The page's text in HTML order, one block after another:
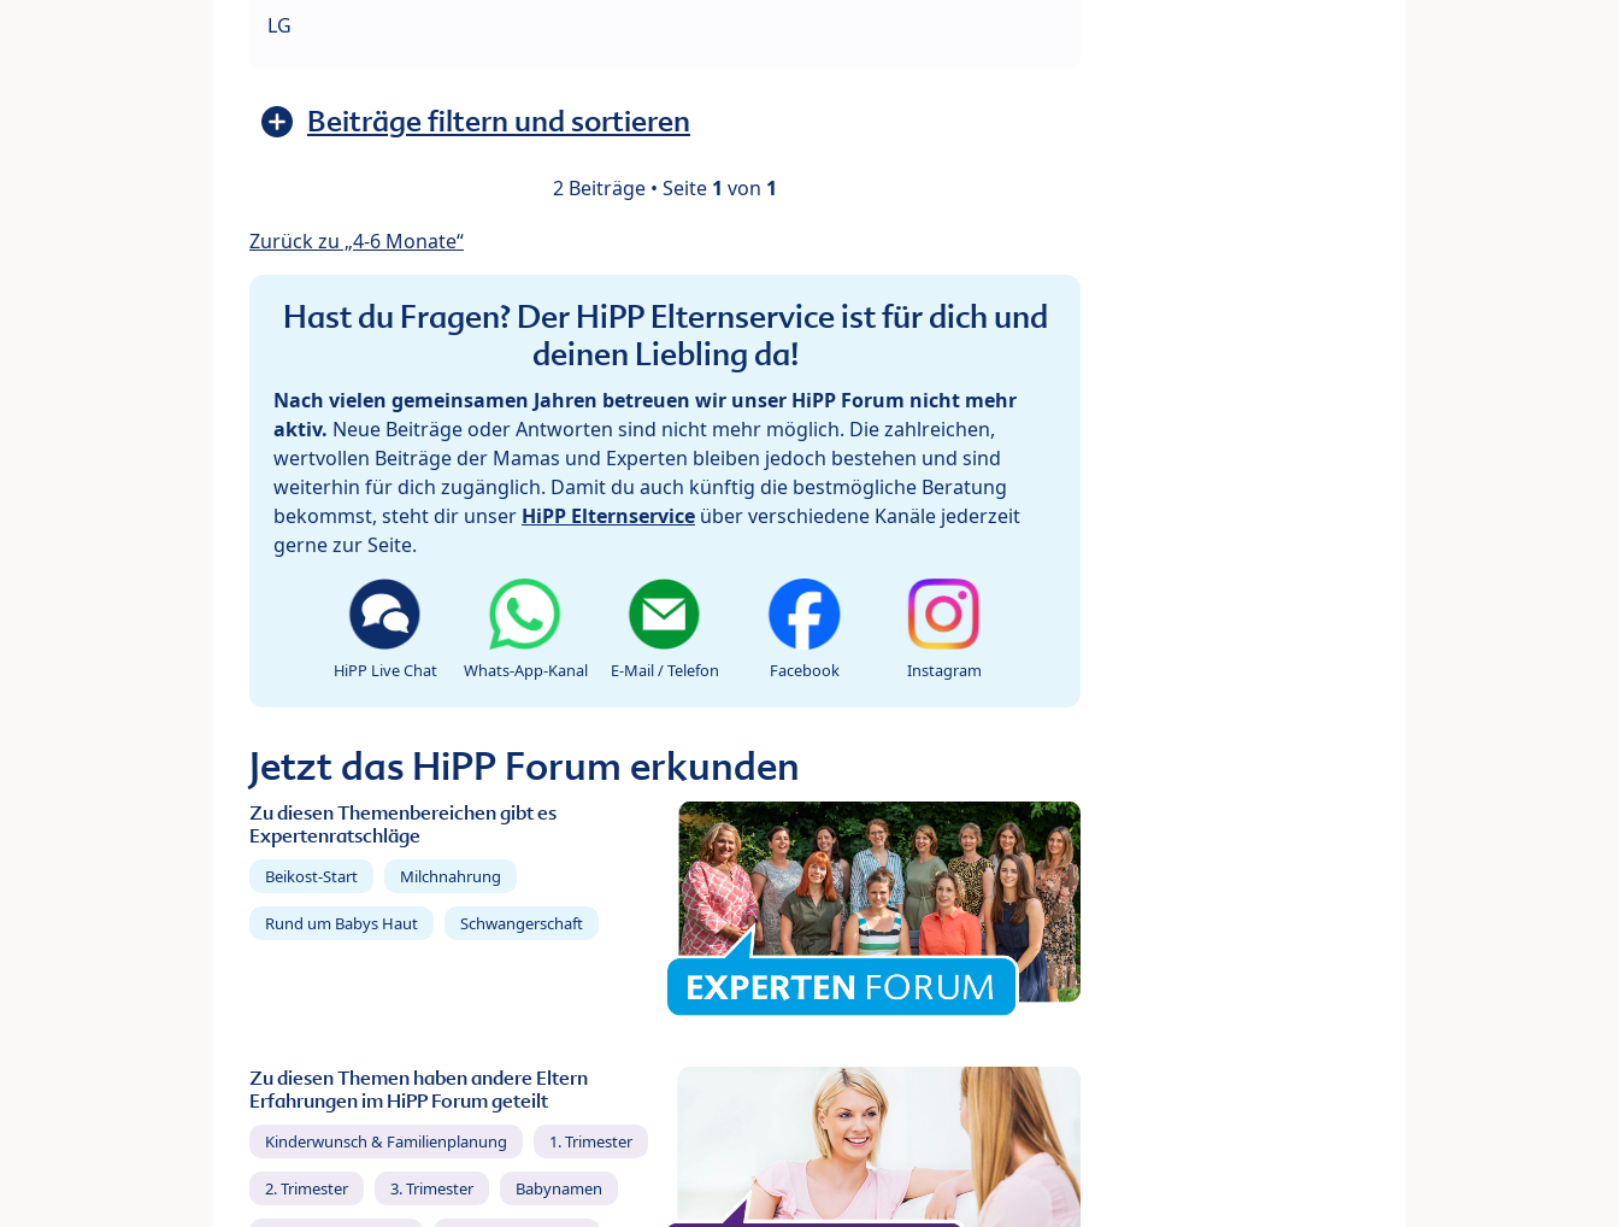
LG
Beiträge filtern und sortieren
2 Beiträge • Seite 1 von 1
Zurück zu „4-6 Monate“
Hast du Fragen? Der HiPP Elternservice ist für dich und
deinen Liebling da!
Nach vielen gemeinsamen Jahren betreuen wir unser HiPP Forum nicht mehr
aktiv. Neue Beiträge oder Antworten sind nicht mehr möglich. Die zahlreichen,
wertvollen Beiträge der Mamas und Experten bleiben jedoch bestehen und sind
weiterhin für dich zugänglich. Damit du auch künftig die bestmögliche Beratung
bekommst, steht dir unser HiPP Elternservice über verschiedene Kanäle jederzeit
gerne zur Seite.
HiPP Live Chat Whats-App-Kanal E-Mail / Telefon Facebook Instagram
Jetzt das HiPP Forum erkunden
Zu diesen Themenbereichen gibt es
Expertenratschläge
Beikost-Start Milchnahrung
Rund um Babys Haut Schwangerschaft
Zu diesen Themen haben andere Eltern
Erfahrungen im HiPP Forum geteilt
Kinderwunsch & Familienplanung 1. Trimester
2. Trimester 3. Trimester Babynamen